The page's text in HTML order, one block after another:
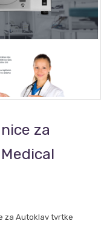
za
za Autoklav tvrtke